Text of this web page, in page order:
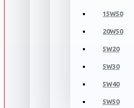
15W50
20W50
5W20
5W30
5W40
5W50